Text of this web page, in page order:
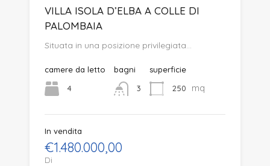
VILLA ISOLA D’ELBA A COLLE DI
PALOMBAIA
Situata in una posizione privilegiata…
camere da letto
4
bagni
3
superficie
250
mq
In vendita
€1.480.000,00
Di